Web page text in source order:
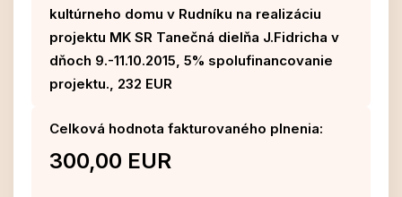
kultúrneho domu v Rudníku na realizáciu
projektu MK SR Tanečná dielňa J.Fidricha v
dňoch 9.-11.10.2015, 5% spolufinancovanie
projektu., 232 EUR
Celková hodnota fakturovaného plnenia:
300,00 EUR